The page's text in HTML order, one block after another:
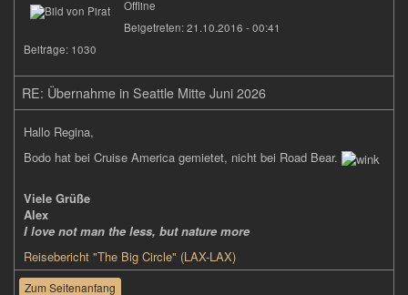
Offline
Beigetreten:21.10.2016 - 00:41
Beiträge: 1030
RE: Übernahme in Seattle Mitte Juni 2026
Hallo Regina,
Bodo hat bei Cruise America gemietet, nicht bei Road Bear.
Viele Grüße
Alex
I love not man the less, but nature more
Reisebericht "The Big Circle" (LAX-LAX)
Zum Seitenanfang